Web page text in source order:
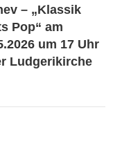
– „Klassik
Pop“ am
um 17 Uhr
Ludgerikirche